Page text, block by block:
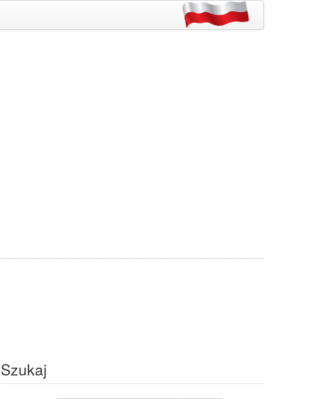
Szukaj